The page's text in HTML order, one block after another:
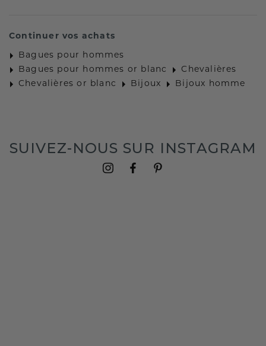
Continuer vos achats
Bagues pour hommes
Bagues pour hommes or blanc
Chevalières
Chevalières or blanc
Bijoux Bijoux homme
SUIVEZ-NOUS SUR INSTAGRAM